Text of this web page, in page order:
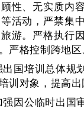
性、无实质内
活动，严禁集
游。严格执行
严格控制跨地
国培训总体规
训对象，提高
因公临时出国